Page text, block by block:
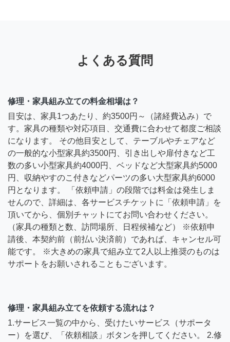
よくある質問
修理・家具組み立ての料金相場は？
目安は、家具1つあたり、約3500円～（諸経費込み）で
す。家具の種類や対応項目、交通費に合わせて都度ご相談
になります。 その他目安として、テーブルやチェアなど
の一般的な小型家具約3500円、引き出しや扉付きなど工
数の多い小型家具約4000円、ベッドなど大型家具約5000
円、収納やすのこ付きなどパーツの多い大型家具約6000
円となります。 「依頼申請」の段階では料金は発生しま
せんので、詳細は、各サービスチケットに「依頼申請」を
頂いてから、個別チャットにてお問い合わせください。
（家具の種類と数、訪問場所、日程候補など） ※依頼申
請後、本契約前（前払い決済前）であれば、キャンセル可
能です。 ※大きめの家具で組み立て2人以上推奨のものは
サポートをお願いされることもございます。
修理・家具組み立てを依頼する流れは？
1.サービス一覧の中から、受けたいサービス（サポータ
ー）を選び、「依頼相談」ボタンを押してください。 2.修